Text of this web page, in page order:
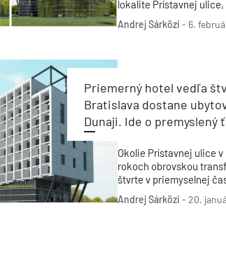
lokalite Prístavnej
transformáciou.
medzi nimi aj nový hotel
Andrej Sárközi - 6.
Priemerný hotel vedľa
Bratislava dostane
Dunaji. Ide o premyslený
Okolie Prístavnej ulice
rokoch obrovskou
štvrte v priemyselnej
prestavby Zimného
Jeho realizáciu sľubuje
Andrej Sárközi -20.